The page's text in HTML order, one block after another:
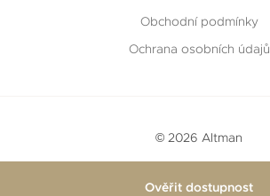
Ověřit dostupnost
Obchodní podmínky
Ochrana osobních údajů
© 2026 Altman